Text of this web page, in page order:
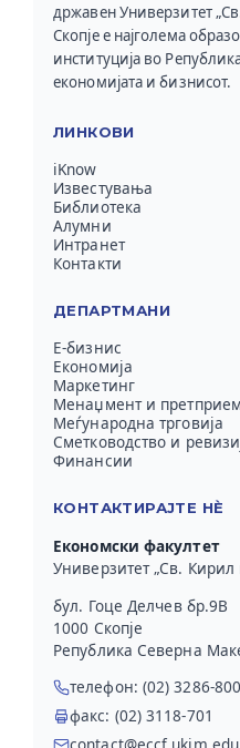
државен Универзитет
Скопје е најголема
институција во
економијата и бизнисот.
ЛИНКОВИ
iKnow
Известувања
Библиотека
Алумни
Интранет
Контакти
ДЕПАРТМАНИ
Е-бизнис
Економија
Маркетинг
Менаџмент и
Меѓународна трговија
Сметководство и
Финансии
КОНТАКТИРАЈТЕ НЀ
Економски факултет
Универзитет „Св. Кирил
бул. Гоце Делчев бр.9В
1000 Скопје
Република Северна
телефон: (02) 3286-800
факс: (02) 3118-701